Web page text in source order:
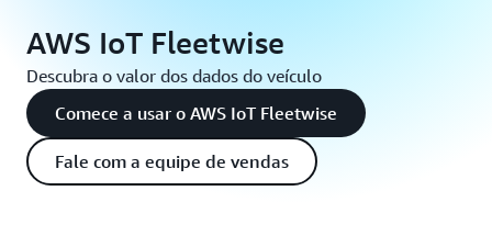
AWS IoT Fleetwise
Descubra o valor dos dados do veículo
Comece a usar o AWS IoT Fleetwise
Fale com a equipe de vendas